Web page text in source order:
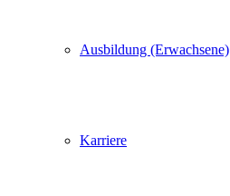
Ausbildung (Erwachsene)
Karriere